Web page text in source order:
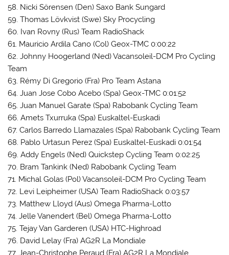
58. Nicki Sörensen (Den) Saxo Bank Sungard
59. Thomas Lövkvist (Swe) Sky Procycling
60. Ivan Rovny (Rus) Team RadioShack
61. Mauricio Ardila Cano (Col) Geox-TMC 0:00:22
62. Johnny Hoogerland (Ned) Vacansoleil-DCM Pro Cycling
Team
63. Rémy Di Gregorio (Fra) Pro Team Astana
64. Juan Jose Cobo Acebo (Spa) Geox-TMC 0:01:52
65. Juan Manuel Garate (Spa) Rabobank Cycling Team
66. Amets Txurruka (Spa) Euskaltel-Euskadi
67. Carlos Barredo Llamazales (Spa) Rabobank Cycling Team
68. Pablo Urtasun Perez (Spa) Euskaltel-Euskadi 0:01:54
69. Addy Engels (Ned) Quickstep Cycling Team 0:02:25
70. Bram Tankink (Ned) Rabobank Cycling Team
71. Michal Golas (Pol) Vacansoleil-DCM Pro Cycling Team
72. Levi Leipheimer (USA) Team RadioShack 0:03:57
73. Matthew Lloyd (Aus) Omega Pharma-Lotto
74. Jelle Vanendert (Bel) Omega Pharma-Lotto
75. Tejay Van Garderen (USA) HTC-Highroad
76. David Lelay (Fra) AG2R La Mondiale
77. Jean-Christophe Peraud (Fra) AG2R La Mondiale